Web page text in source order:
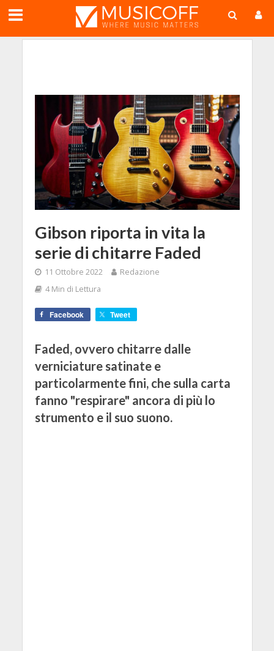
Gibson riporta in vita la
serie di chitarre Faded
11 Ottobre 2022
Redazione
4 Min di Lettura
Facebook Tweet
Faded, ovvero chitarre dalle
verniciature satinate e
particolarmente fini, che sulla carta
fanno "respirare" ancora di più lo
strumento e il suo suono.